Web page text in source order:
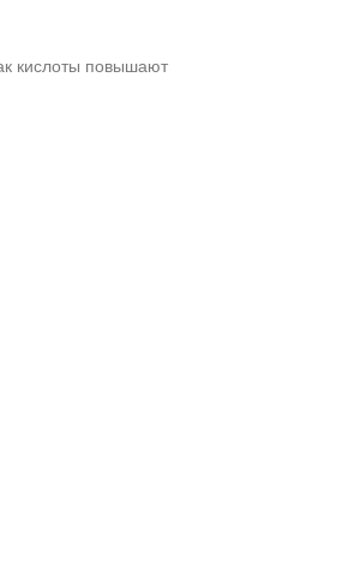
кислоты повышают